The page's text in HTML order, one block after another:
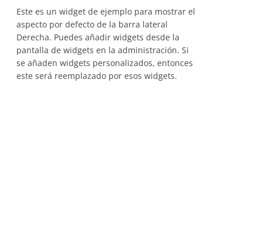
Este es un widget de ejemplo para mostrar el
aspecto por defecto de la barra lateral
Derecha. Puedes añadir widgets desde la
pantalla de widgets en la administración. Si
se añaden widgets personalizados, entonces
este será reemplazado por esos widgets.